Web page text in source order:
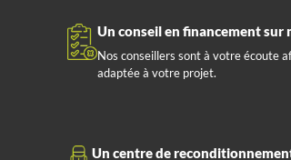
Un conseil en financement sur
Nos conseillers sont à votre écoute
adaptée à votre projet.
Un centre de